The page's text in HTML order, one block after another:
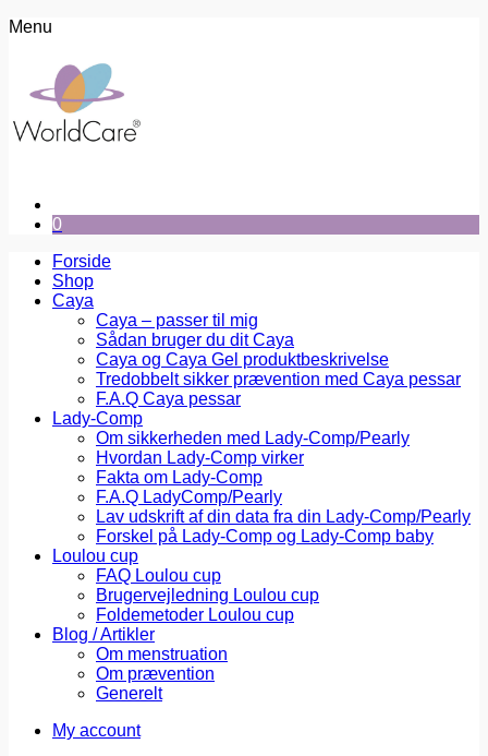
Menu
0
Forside
Shop
Caya
Caya – passer til mig
Sådan bruger du dit Caya
Caya og Caya Gel produktbeskrivelse
Tredobbelt sikker prævention med Caya pessar
F.A.Q Caya pessar
Lady-Comp
Om sikkerheden med Lady-Comp/Pearly
Hvordan Lady-Comp virker
Fakta om Lady-Comp
F.A.Q LadyComp/Pearly
Lav udskrift af din data fra din Lady-Comp/Pearly
Forskel på Lady-Comp og Lady-Comp baby
Loulou cup
FAQ Loulou cup
Brugervejledning Loulou cup
Foldemetoder Loulou cup
Blog / Artikler
Om menstruation
Om prævention
Generelt
My account